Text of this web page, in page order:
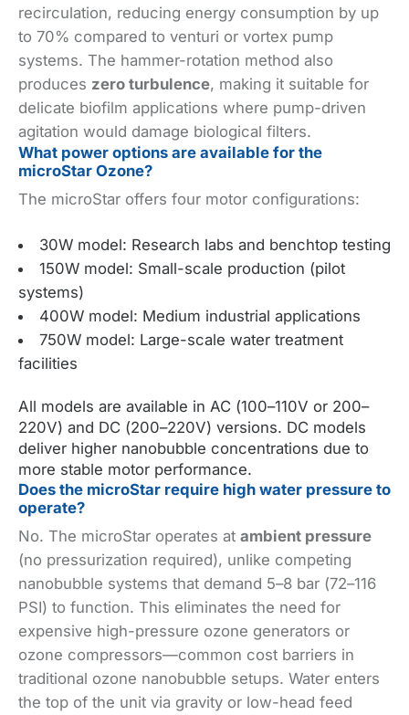
recirculation, reducing energy consumption by up
to 70% compared to venturi or vortex pump
systems. The hammer-rotation method also
produces zero turbulence, making it suitable for
delicate biofilm applications where pump-driven
agitation would damage biological filters.
What power options are available for the
microStar Ozone?
The microStar offers four motor configurations: ​
30W model: Research labs and benchtop testing
150W model: Small-scale production (pilot
systems)
400W model: Medium industrial applications
750W model: Large-scale water treatment
facilities
All models are available in AC (100–110V or 200–
220V) and DC (200–220V) versions. DC models
deliver higher nanobubble concentrations due to
more stable motor performance.
Does the microStar require high water pressure to
operate?
No. The microStar operates at ambient pressure
(no pressurization required), unlike competing
nanobubble systems that demand 5–8 bar (72–116
PSI) to function. This eliminates the need for
expensive high-pressure ozone generators or
ozone compressors—common cost barriers in
traditional ozone nanobubble setups. Water enters
the top of the unit via gravity or low-head feed